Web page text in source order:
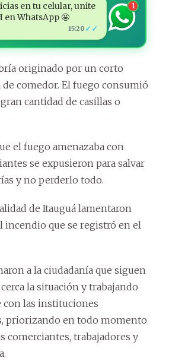
en tu celular, unite
en WhatsApp 🤩
15:20 ✓✓
1
originado por un corto
comedor. El fuego consumió
cantidad de casillas o
el fuego amenazaba con
se expusieron para salvar
y no perderlo todo.
de Itauguá lamentaron
incendio que se registró en el
a la ciudadanía que siguen
la situación y trabajando
con las instituciones
priorizando en todo momento
comerciantes, trabajadores y